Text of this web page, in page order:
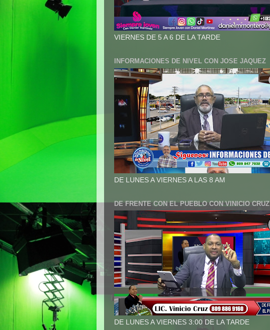
VIERNES DE 5 A 6 DE LA TARDE
INFORMACIONES DE NIVEL CON JOSE JAQUEZ
DE LUNES A VIERNES A LAS 8 AM
DE FRENTE CON EL PUEBLO CON VINICIO CRUZ
DE LUNES A VIERNES 3:00 DE LA TARDE